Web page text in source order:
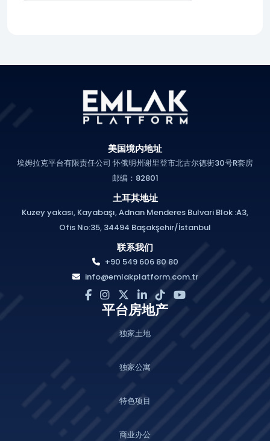
美国境内地址
埃姆拉克平台有限责任公司 怀俄明州谢里登市北古尔德街30号R套房
邮编：82801
土耳其地址
Kuzey yakası, Kayabaşı, Adnan Menderes Bulvari Blok :A3,
Ofis No:35, 34494 Başakşehir/İstanbul
联系我们
+90 549 606 80 80
info@emlakplatform.com.tr
平台房地产
独家土地
独家公寓
特色项目
商业办公